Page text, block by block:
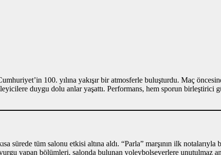
100. yılına yakışır bir atmosferle buluşturdu. Maç
duygu dolu anlar yaşattı. Performans, hem sporun birleştirici
sürede tüm salonu etkisi altına aldı. “Parla” marşının ilk
yapan bölümleri, salonda bulunan voleybolseverlere unutulmaz